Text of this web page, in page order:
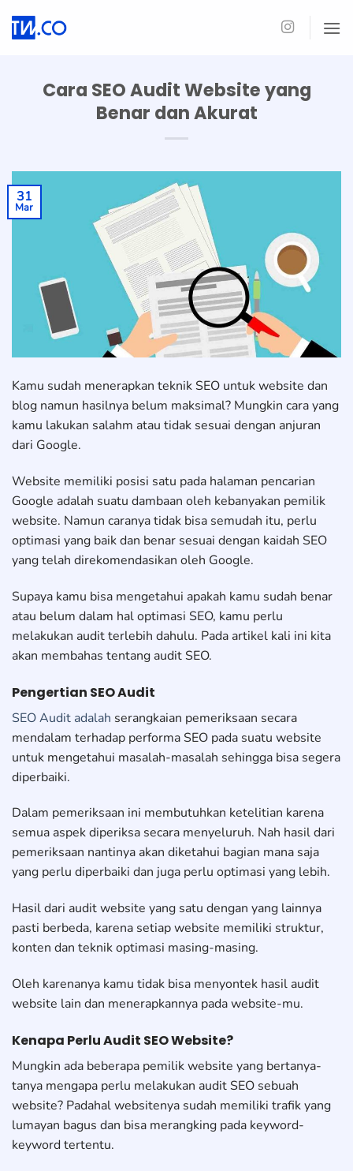
Cara SEO Audit Website yang
Benar dan Akurat
31
Mar
Kamu sudah menerapkan teknik SEO untuk website dan
blog namun hasilnya belum maksimal? Mungkin cara yang
kamu lakukan salahm atau tidak sesuai dengan anjuran
dari Google.
Website memiliki posisi satu pada halaman pencarian
Google adalah suatu dambaan oleh kebanyakan pemilik
website. Namun caranya tidak bisa semudah itu, perlu
optimasi yang baik dan benar sesuai dengan kaidah SEO
yang telah direkomendasikan oleh Google.
Supaya kamu bisa mengetahui apakah kamu sudah benar
atau belum dalam hal optimasi SEO, kamu perlu
melakukan audit terlebih dahulu. Pada artikel kali ini kita
akan membahas tentang audit SEO.
Pengertian SEO Audit
SEO Audit adalah serangkaian pemeriksaan secara
mendalam terhadap performa SEO pada suatu website
untuk mengetahui masalah-masalah sehingga bisa segera
diperbaiki.
Dalam pemeriksaan ini membutuhkan ketelitian karena
semua aspek diperiksa secara menyeluruh. Nah hasil dari
pemeriksaan nantinya akan diketahui bagian mana saja
yang perlu diperbaiki dan juga perlu optimasi yang lebih.
Hasil dari audit website yang satu dengan yang lainnya
pasti berbeda, karena setiap website memiliki struktur,
konten dan teknik optimasi masing-masing.
Oleh karenanya kamu tidak bisa menyontek hasil audit
website lain dan menerapkannya pada website-mu.
Kenapa Perlu Audit SEO Website?
Mungkin ada beberapa pemilik website yang bertanya-
tanya mengapa perlu melakukan audit SEO sebuah
website? Padahal websitenya sudah memiliki trafik yang
lumayan bagus dan bisa merangking pada keyword-
keyword tertentu.